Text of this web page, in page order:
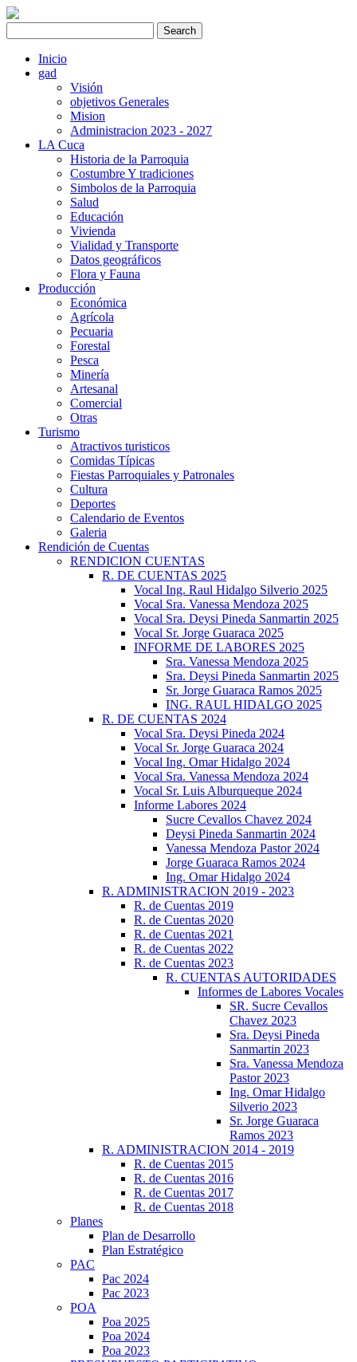
Inicio
gad
Visión
objetivos Generales
Mision
Administracion 2023 - 2027
LA Cuca
Historia de la Parroquia
Costumbre Y tradiciones
Simbolos de la Parroquia
Salud
Educación
Vivienda
Vialidad y Transporte
Datos geográficos
Flora y Fauna
Producción
Económica
Agrícola
Pecuaria
Forestal
Pesca
Minería
Artesanal
Comercial
Otras
Turismo
Atractivos turisticos
Comidas Típicas
Fiestas Parroquiales y Patronales
Cultura
Deportes
Calendario de Eventos
Galeria
Rendición de Cuentas
RENDICION CUENTAS
R. DE CUENTAS 2025
Vocal Ing. Raul Hidalgo Silverio 2025
Vocal Sra. Vanessa Mendoza 2025
Vocal Sra. Deysi Pineda Sanmartin 2025
Vocal Sr. Jorge Guaraca 2025
INFORME DE LABORES 2025
Sra. Vanessa Mendoza 2025
Sra. Deysi Pineda Sanmartin 2025
Sr. Jorge Guaraca Ramos 2025
ING. RAUL HIDALGO 2025
R. DE CUENTAS 2024
Vocal Sra. Deysi Pineda 2024
Vocal Sr. Jorge Guaraca 2024
Vocal Ing. Omar Hidalgo 2024
Vocal Sra. Vanessa Mendoza 2024
Vocal Sr. Luis Alburqueque 2024
Informe Labores 2024
Sucre Cevallos Chavez 2024
Deysi Pineda Sanmartin 2024
Vanessa Mendoza Pastor 2024
Jorge Guaraca Ramos 2024
Ing. Omar Hidalgo 2024
R. ADMINISTRACION 2019 - 2023
R. de Cuentas 2019
R. de Cuentas 2020
R. de Cuentas 2021
R. de Cuentas 2022
R. de Cuentas 2023
R. CUENTAS AUTORIDADES
Informes de Labores Vocales
SR. Sucre Cevallos
Chavez 2023
Sra. Deysi Pineda
Sanmartin 2023
Sra. Vanessa Mendoza
Pastor 2023
Ing. Omar Hidalgo
Silverio 2023
Sr. Jorge Guaraca
Ramos 2023
R. ADMINISTRACION 2014 - 2019
R. de Cuentas 2015
R. de Cuentas 2016
R. de Cuentas 2017
R. de Cuentas 2018
Planes
Plan de Desarrollo
Plan Estratégico
PAC
Pac 2024
Pac 2023
POA
Poa 2025
Poa 2024
Poa 2023